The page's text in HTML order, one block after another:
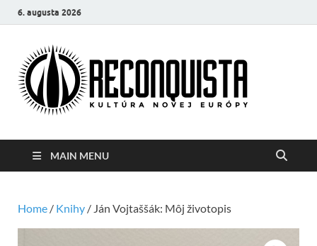
6. augusta 2026
MAIN MENU
Home / Knihy / Ján Vojtaššák: Môj životopis